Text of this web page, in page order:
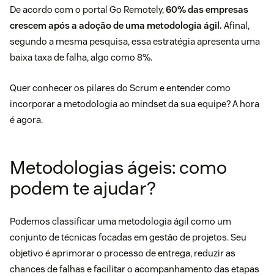
De acordo com o portal Go Remotely,60% das empresas
crescem após a adoção de uma metodologia ágil. Afinal,
segundo a mesma pesquisa, essa estratégia apresenta uma
baixa taxa de falha, algo como 8%.
Quer conhecer os pilares do Scrum e entender como
incorporar a metodologia ao mindset da sua equipe? A hora
é agora.
Metodologias ágeis: como
podem te ajudar?
Podemos classificar uma metodologia ágil como um
conjunto de técnicas focadas em gestão de projetos. Seu
objetivo é aprimorar o processo de entrega, reduzir as
chances de falhas e facilitar o acompanhamento das etapas